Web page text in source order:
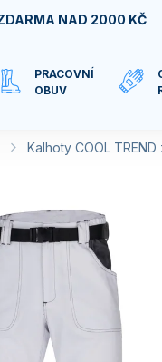
NAD 2000 KČ
PRACOVNÍ
OBUV
Kalhoty COOL